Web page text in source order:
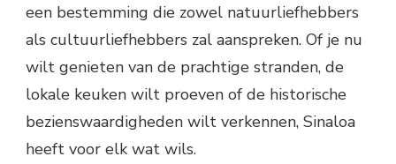
een bestemming die zowel natuurliefhebbers
als cultuurliefhebbers zal aanspreken. Of je nu
wilt genieten van de prachtige stranden, de
lokale keuken wilt proeven of de historische
bezienswaardigheden wilt verkennen, Sinaloa
heeft voor elk wat wils.